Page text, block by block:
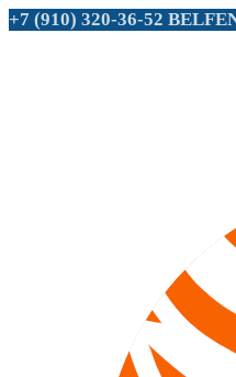
+7 (910) 320-36-52